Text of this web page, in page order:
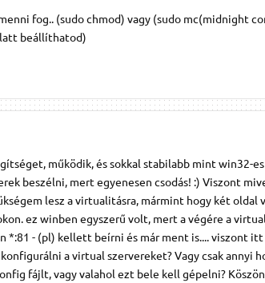
fog.. (sudo chmod) vagy (sudo mc(midnight
beállíthatod)
működik, és sokkal stabilabb mint win32-
beszélni, mert egyenesen csodás! :) Viszont
lesz a virtualitásra, mármint hogy két oldal
ez winben egyszerű volt, mert a végére a
*:81 - (pl) kellett beírni és már ment is.... viszont
a virtual szervereket? Vagy csak annyi
fájlt, vagy valahol ezt bele kell gépelni?